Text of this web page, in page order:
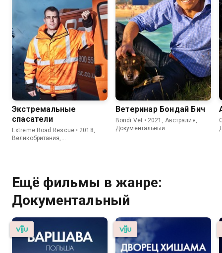
Экстремальные
спасатели
Extreme Road Rescue • 2018,
Великобритания,
Ветеринар Бондай Бич
Bondi Vet • 2021, Австралия,
Документальный
Ещё фильмы в жанре:
Документальный